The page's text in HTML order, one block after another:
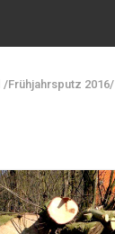
/Frühjahrsputz 2016/